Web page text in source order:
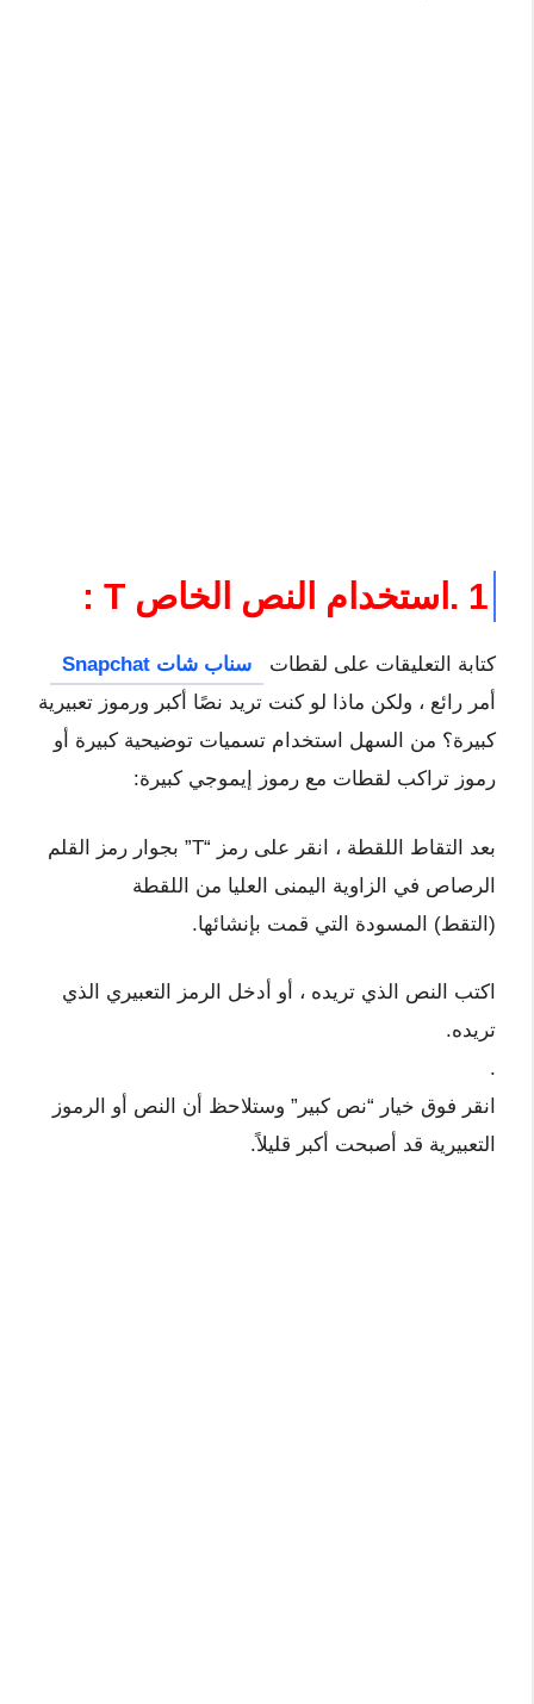
1 .استخدام النص الخاص T :
كتابة التعليقات على لقطات
سناب شات Snapchat
أمر رائع ، ولكن ماذا لو كنت تريد نصًا أكبر ورموز تعبيرية
كبيرة؟ من السهل استخدام تسميات توضيحية كبيرة أو
رموز تراكب لقطات مع رموز إيموجي كبيرة:
بعد التقاط اللقطة ، انقر على رمز “T” بجوار رمز القلم
الرصاص في الزاوية اليمنى العليا من اللقطة
(التقط) المسودة التي قمت بإنشائها.
اكتب النص الذي تريده ، أو أدخل الرمز التعبيري الذي
تريده.
.
انقر فوق خيار “نص كبير” وستلاحظ أن النص أو الرموز
التعبيرية قد أصبحت أكبر قليلاً.